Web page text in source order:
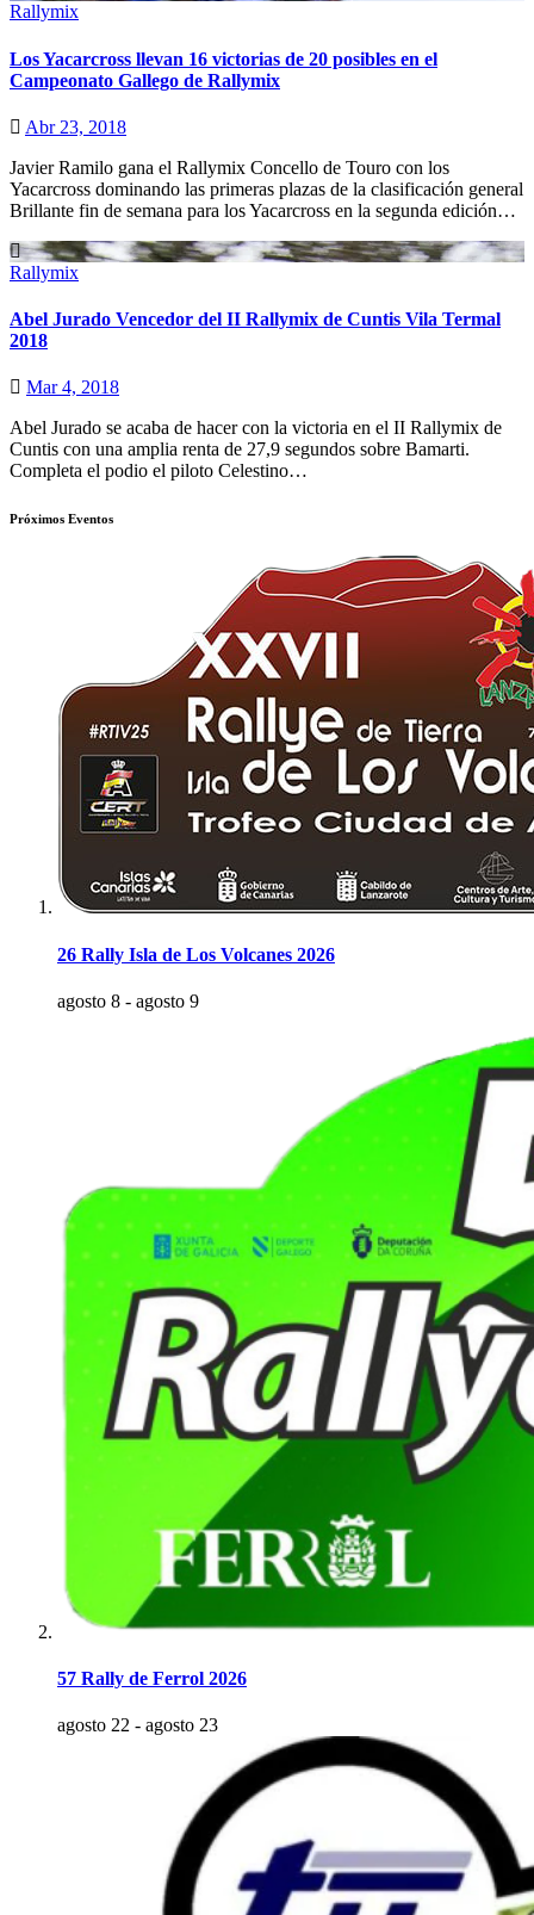
Rallymix
Los Yacarcross llevan 16 victorias de 20 posibles en el
Campeonato Gallego de Rallymix
Abr 23, 2018
Javier Ramilo gana el Rallymix Concello de Touro con los
Yacarcross dominando las primeras plazas de la clasificación general
Brillante fin de semana para los Yacarcross en la segunda edición…
Rallymix
Abel Jurado Vencedor del II Rallymix de Cuntis Vila Termal
2018
Mar 4, 2018
Abel Jurado se acaba de hacer con la victoria en el II Rallymix de
Cuntis con una amplia renta de 27,9 segundos sobre Bamarti.
Completa el podio el piloto Celestino…
Próximos Eventos
26 Rally Isla de Los Volcanes 2026
agosto 8 - agosto 9
57 Rally de Ferrol 2026
agosto 22 - agosto 23